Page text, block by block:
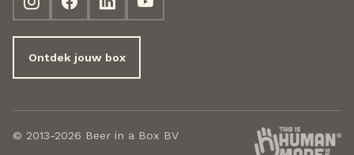
Ontdek jouw box
© 2013-2026 Beer in a Box BV